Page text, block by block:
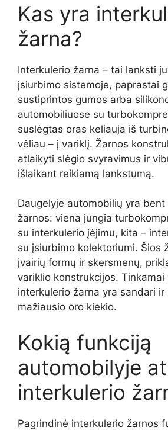
Kas yra
žarna?
Interkulerio žarna – tai lanksti
įsiurbimo sistemoje, paprastai
sustiprintos gumos arba
automobiliuose su
suslėgtas oras keliauja iš
vėliau – į variklį. Žarnos
atlaikyti slėgio svyravimus ir
išlaikant reikiamą lankstumą.
Daugelyje automobilių yra
žarnos: viena jungia
su interkulerio įėjimu, kita –
su įsiurbimo kolektoriumi. Šios
įvairių formų ir skersmenų,
variklio konstrukcijos. Tinkamai
interkulerio žarna yra sandari
mažiausio oro kiekio.
Kokią funkciją
automobilyje
interkulerio
Pagrindinė interkulerio žarnos